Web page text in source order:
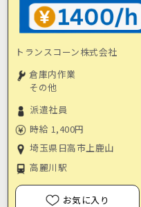
トランスコーン株式会社
倉庫内作業
その他
派遣社員
時給 1,400円
埼玉県日高市上鹿山
高麗川駅
お気に入り